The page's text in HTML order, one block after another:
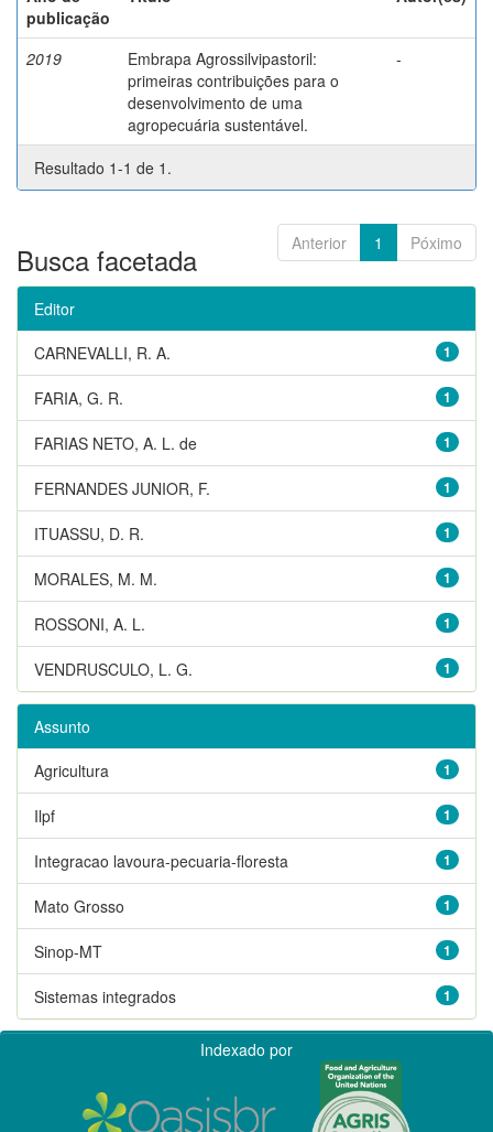
publicação
2019
Embrapa Agrossilvipastoril:
primeiras contribuições para o
desenvolvimento de uma
agropecuária sustentável.
-
Resultado 1-1 de 1.
Anterior 1 Póximo
Busca facetada
Editor
1
CARNEVALLI, R. A.
1
FARIA, G. R.
1
FARIAS NETO, A. L. de
1
FERNANDES JUNIOR, F.
1
ITUASSU, D. R.
1
MORALES, M. M.
1
ROSSONI, A. L.
1
VENDRUSCULO, L. G.
Assunto
1
Agricultura
1
Ilpf
1
Integracao lavoura-pecuaria-floresta
1
Mato Grosso
1
Sinop-MT
1
Sistemas integrados
Indexado por